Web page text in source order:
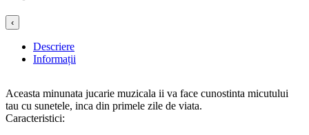
‹
Descriere
Informații
Aceasta minunata jucarie muzicala ii va face cunostinta micutului
tau cu sunetele, inca din primele zile de viata.
Caracteristici: